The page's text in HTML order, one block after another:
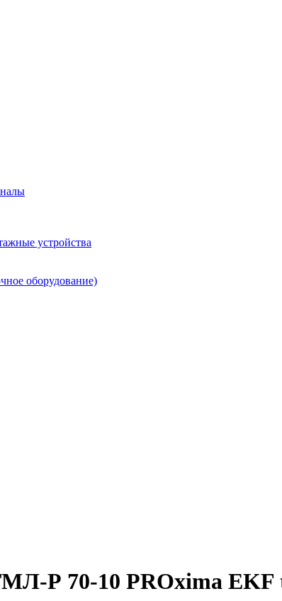
устройства
оборудование)
Р 70-10 PROxima EKF